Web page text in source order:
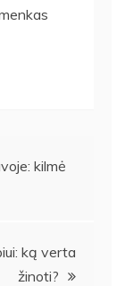
kilmė
ką verta
žinoti?